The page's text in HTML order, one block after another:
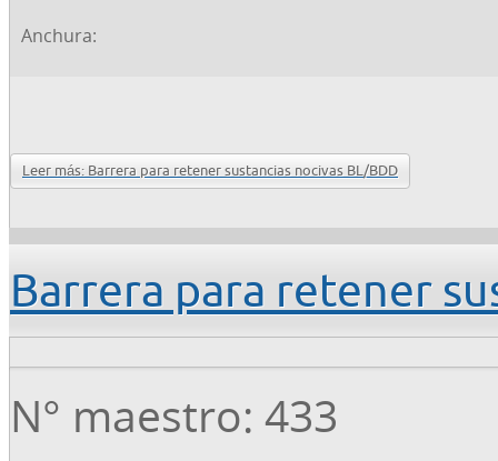
Anchura:
Leer más: Barrera para retener sustancias nocivas BL/BDD
Barrera para retener
N° maestro: 433